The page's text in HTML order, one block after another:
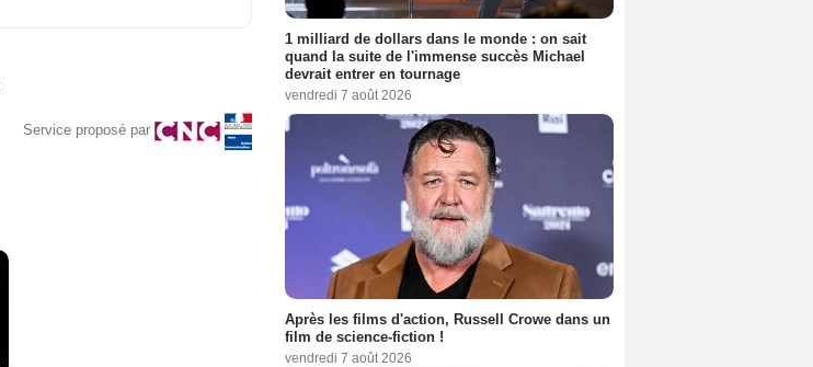
Service proposé par
1 milliard de dollars dans le monde : on sait
quand la suite de l'immense succès Michael
devrait entrer en tournage
vendredi 7 août 2026
Après les films d'action, Russell Crowe dans un
film de science-fiction !
vendredi 7 août 2026